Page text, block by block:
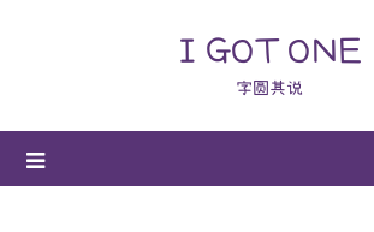
I GOT ONE
字圆其说